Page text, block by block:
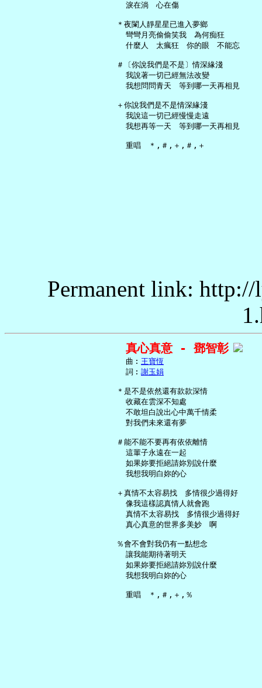
     淚在淌　心在傷
   ＊夜闌人靜星星已進入夢鄉
     彎彎月亮偷偷笑我　為何痴狂
     什麼人　太瘋狂　你的眼　不能忘
   ＃〔你說我們是不是〕情深緣淺
     我說著一切已經無法改變
     我想問問青天　等到哪一天再相見
   ＋你說我們是不是情深緣淺
     我說這一切已經慢慢走遠
     我想再等一天　等到哪一天再相見
Permanent link:
真心真意 - 鄧智彰
     曲︰
王寶恆
     詞︰
謝玉娟
   ＊是不是依然還有款款深情
     收藏在雲深不知處
     不敢坦白說出心中萬千情柔
     對我們未來還有夢
   ＃能不能不要再有依依離情
     這輩子永遠在一起
     如果妳要拒絕請妳別說什麼
     我想我明白妳的心
   ＋真情不太容易找　多情很少過得好
     像我這樣認真情人就會跑
     真情不太容易找　多情很少過得好
     真心真意的世界多美妙　啊
   ％會不會對我仍有一點想念
     讓我能期待著明天
     如果妳要拒絕請妳別說什麼
     我想我明白妳的心